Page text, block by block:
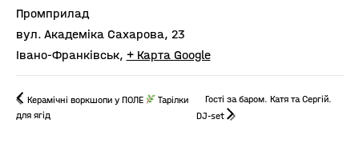
Промприлад
вул. Академіка Сахарова, 23
Івано-Франківськ, + Карта Google
Керамічні воркшопи у ПОЛЕ
Тарілки
для ягід
Гості за баром. Катя та Сергій.
DJ-set